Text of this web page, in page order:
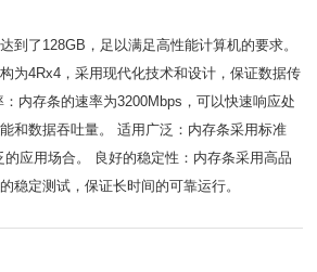
到了128GB，足以满足高性能计算机的要求。
为4Rx4，采用现代化技术和设计，保证数据传
内存条的速率为3200Mbps，可以快速响应处
和数据吞吐量。 适用广泛：内存条采用标准
的应用场合。 良好的稳定性：内存条采用高品
稳定测试，保证长时间的可靠运行。